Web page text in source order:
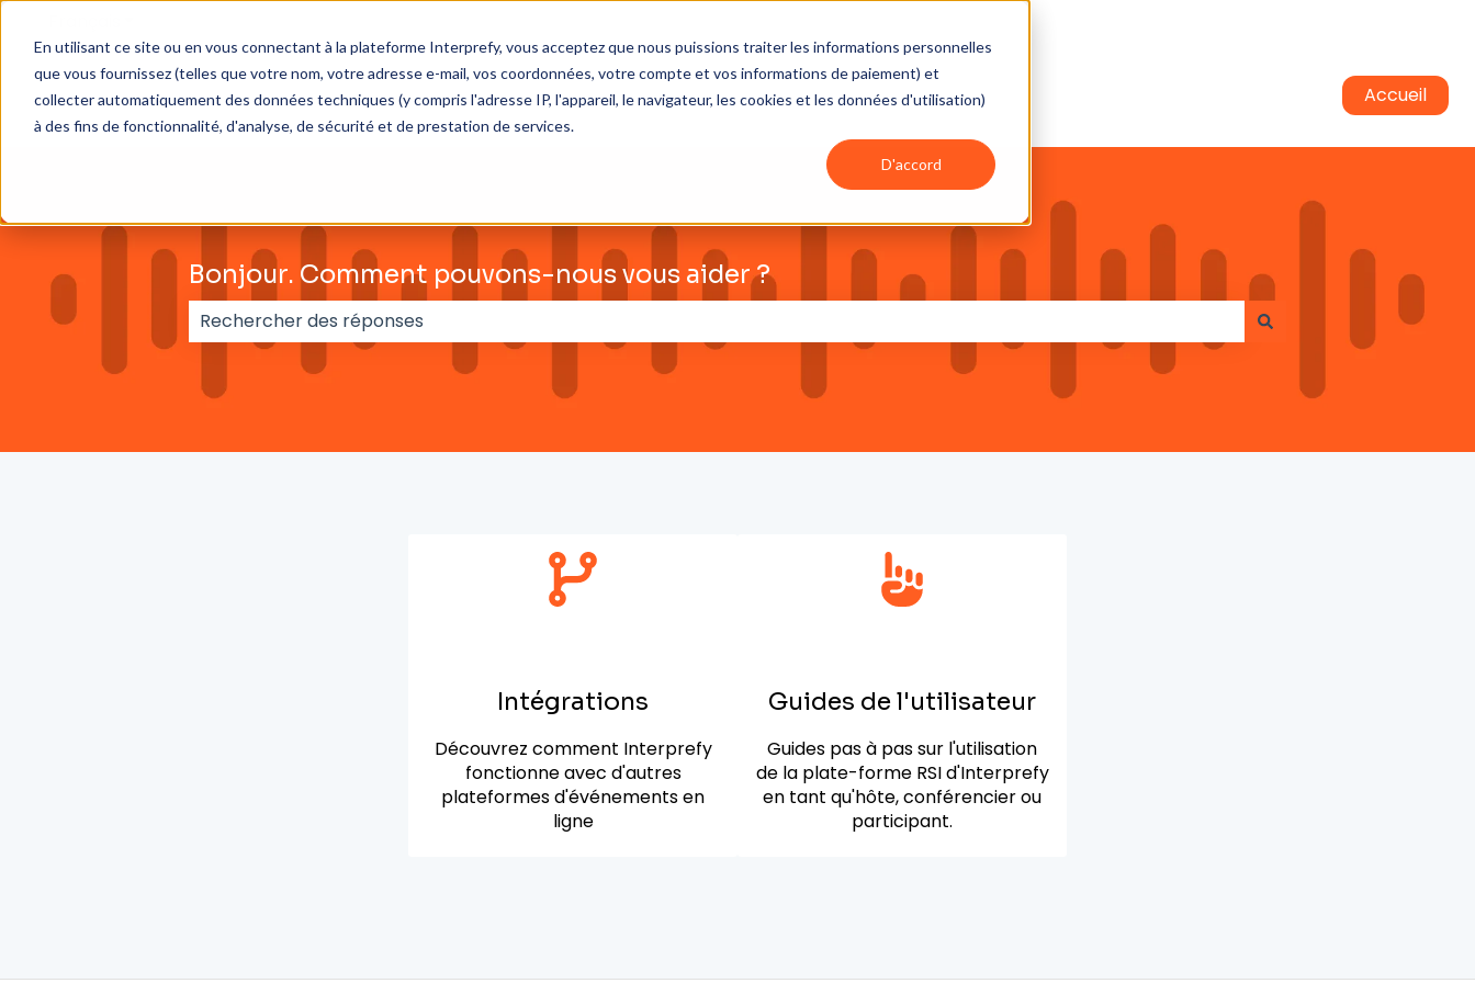
En utilisant ce site ou en vous connectant à la plateforme Interprefy, vous acceptez que nous puissions traiter les informations personnelles
que vous fournissez (telles que votre nom, votre adresse e-mail, vos coordonnées, votre compte et vos informations de paiement) et
collecter automatiquement des données techniques (y compris l'adresse IP, l'appareil, le navigateur, les cookies et les données d'utilisation)
à des fins de fonctionnalité, d'analyse, de sécurité et de prestation de services.
D'accord
Accueil
Bonjour. Comment pouvons-nous vous aider ?
Il n'y a aucune suggestion car le champ de recherche est vide.
Intégrations
Découvrez comment Interprefy
fonctionne avec d'autres
plateformes d'événements en
ligne
Guides de l'utilisateur
Guides pas à pas sur l'utilisation
de la plate-forme RSI d'Interprefy
en tant qu'hôte, conférencier ou
participant.